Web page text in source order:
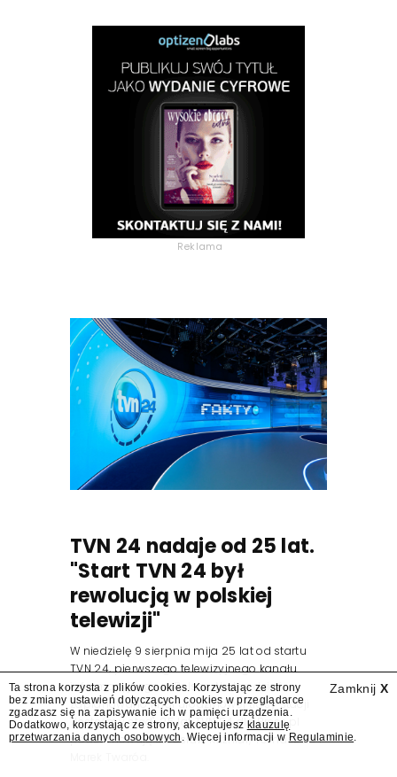
Reklama
TVN 24 nadaje od 25 lat.
"Start TVN 24 był
rewolucją w polskiej
telewizji"
W niedzielę 9 sierpnia mija 25 lat od startu
TVN 24, pierwszego telewizyjnego kanału
informacyjnego w Polsce. Na ten dzień
zaplanowano finał urodzinowej trasy stacji
"Jesteśmy stąd". 25 lat TVN 24 dla Press.pl
podsumowują Jarosław Kuźniar, Tomasz Lis i
Zamknij X
Ta strona korzysta z plików cookies. Korzystając ze strony
bez zmiany ustawień dotyczących cookies w przeglądarce
zgadzasz się na zapisywanie ich w pamięci urządzenia.
Dodatkowo, korzystając ze strony, akceptujesz klauzulę
przetwarzania danych osobowych . Więcej informacji w Regulaminie.